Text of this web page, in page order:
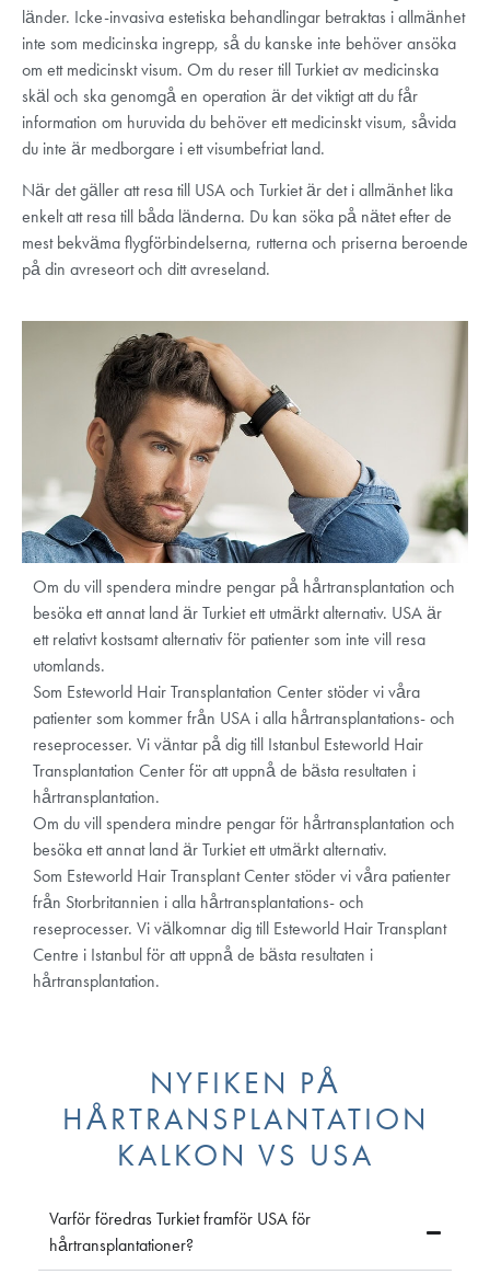
länder. Icke-invasiva estetiska behandlingar betraktas i allmänhet
inte som medicinska ingrepp, så du kanske inte behöver ansöka
om ett medicinskt visum. Om du reser till Turkiet av medicinska
skäl och ska genomgå en operation är det viktigt att du får
information om huruvida du behöver ett medicinskt visum, såvida
du inte är medborgare i ett visumbefriat land.
När det gäller att resa till USA och Turkiet är det i allmänhet lika
enkelt att resa till båda länderna. Du kan söka på nätet efter de
mest bekväma flygförbindelserna, rutterna och priserna beroende
på din avreseort och ditt avreseland.
Om du vill spendera mindre pengar på hårtransplantation och
besöka ett annat land är Turkiet ett utmärkt alternativ. USA är
ett relativt kostsamt alternativ för patienter som inte vill resa
utomlands.
Som Esteworld Hair Transplantation Center stöder vi våra
patienter som kommer från USA i alla hårtransplantations- och
reseprocesser. Vi väntar på dig till Istanbul Esteworld Hair
Transplantation Center för att uppnå de bästa resultaten i
hårtransplantation.
Om du vill spendera mindre pengar för hårtransplantation och
besöka ett annat land är Turkiet ett utmärkt alternativ.
Som Esteworld Hair Transplant Center stöder vi våra patienter
från Storbritannien i alla hårtransplantations- och
reseprocesser. Vi välkomnar dig till Esteworld Hair Transplant
Centre i Istanbul för att uppnå de bästa resultaten i
hårtransplantation.
NYFIKEN PÅ
HÅRTRANSPLANTATION
KALKON VS USA
Varför föredras Turkiet framför USA för
hårtransplantationer?